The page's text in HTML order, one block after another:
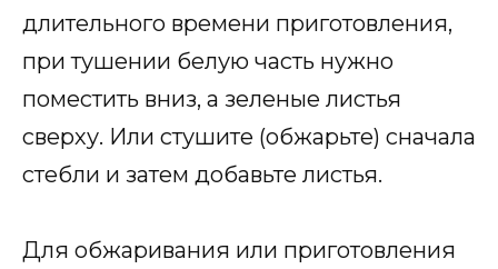
длительного времени приготовления,
при тушении белую часть нужно
поместить вниз, а зеленые листья
сверху. Или стушите (обжарьте) сначала
стебли и затем добавьте листья.
Для обжаривания или приготовления